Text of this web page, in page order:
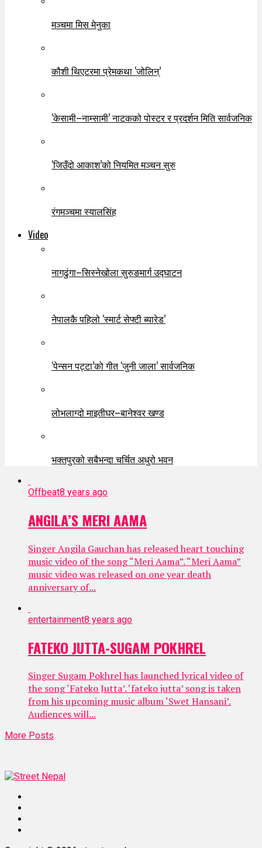
मञ्चमा मिस मेनुका
कौशी थिएटरमा प्रेमकथा ‘जोलिन्’
‘केसामी–नाम्सामी’ नाटकको पोस्टर र प्रदर्शन मिति सार्वजनिक
‘जिउँदो आकाश’को नियमित मञ्चन सुरु
रंगमञ्चमा स्यालसिंह
Video
नागढुंगा–सिस्नेखोला सुरुङमार्ग उद्घाटन
नेपालकै पहिलो ‘स्मार्ट सेफ्टी ब्यारेड’
‘पेन्सन पट्टा’को गीत ‘जुनी जाला’ सार्वजनिक
लोभलाग्दो माइतीघर–बानेश्वर खण्ड
भक्तपुरको सबैभन्दा चर्चित अधुरो भवन
Offbeat8 years ago
ANGILA’S MERI AAMA
Singer Angila Gauchan has released heart touching
music video of the song “Meri Aama”. “Meri Aama”
music video was released on one year death
anniversary of...
entertainment8 years ago
FATEKO JUTTA-SUGAM POKHREL
Singer Sugam Pokhrel has launched lyrical video of
the song ‘Fateko Jutta’. ‘fateko jutta’ song is taken
from his upcoming music album ‘Swet Hansani’.
Audiences will...
More Posts